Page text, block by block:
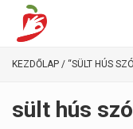
KEZDŐLAP / “SÜLT HÚS
sült hús